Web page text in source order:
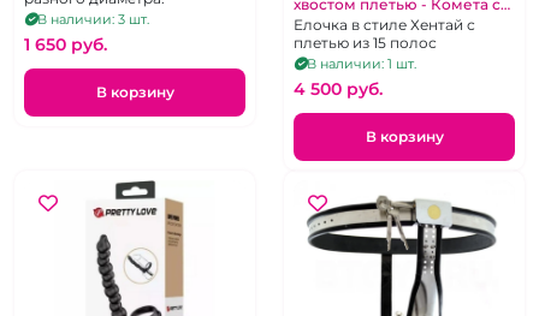
В наличии: 3 шт.
1 650 pуб.
В корзину
хвостом плетью - Комета с
Пришельцем
Елочка в стиле Хентай с
плетью из 15 полос
В наличии: 1 шт.
4 500 pуб.
В корзину